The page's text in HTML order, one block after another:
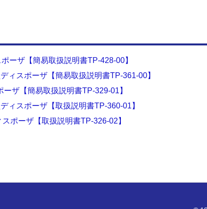
ーザ【簡易取扱説明書TP-428-00】
ィスポーザ【簡易取扱説明書TP-361-00】
ザ【簡易取扱説明書TP-329-01】
ィスポーザ【取扱説明書TP-360-01】
ポーザ【取扱説明書TP-326-02】